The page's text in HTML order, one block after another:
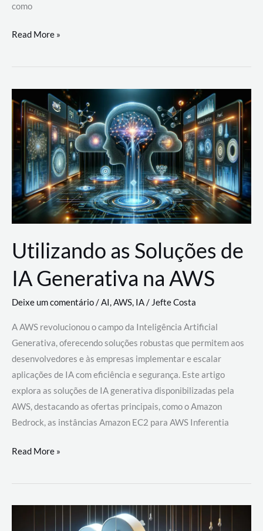
como
Desenvolvimento
um
com
AWS
Read More »
Utilizando as Soluções de
IA Generativa na AWS
Deixe um comentário/AI,AWS, IA/Jefte Costa
A AWS revolucionou o campo da Inteligência Artificial
Generativa, oferecendo soluções robustas que permitem aos
desenvolvedores e às empresas implementar e escalar
aplicações de IA com eficiência e segurança. Este artigo
explora as soluções de IA generativa disponibilizadas pela
AWS, destacando as ofertas principais, como o Amazon
Bedrock, as instâncias Amazon EC2 para AWS Inferentia
Utilizando
Soluções
Read More »